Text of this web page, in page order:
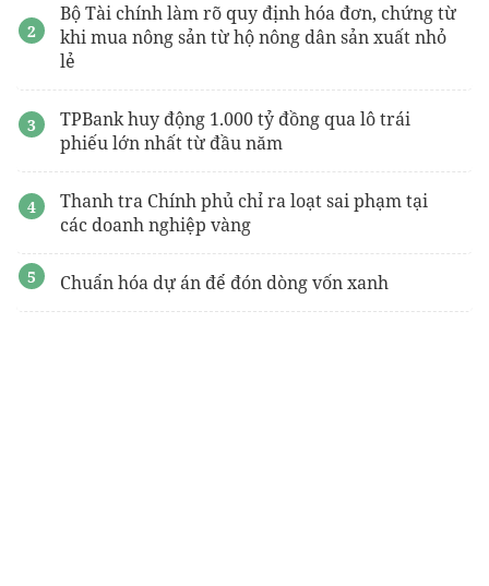
Bộ Tài chính làm rõ quy định hóa đơn, chứng từ
khi mua nông sản từ hộ nông dân sản xuất nhỏ
lẻ
TPBank huy động 1.000 tỷ đồng qua lô trái
phiếu lớn nhất từ đầu năm
Thanh tra Chính phủ chỉ ra loạt sai phạm tại
các doanh nghiệp vàng
Chuẩn hóa dự án để đón dòng vốn xanh